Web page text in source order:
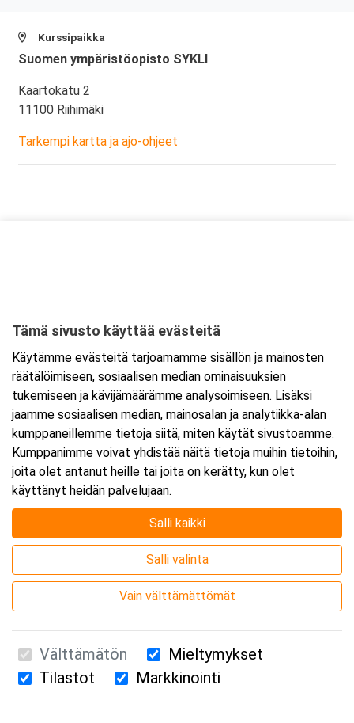
Kurssipaikka
Suomen ympäristöopisto SYKLI
Kaartokatu 2
11100 Riihimäki
Tarkempi kartta ja ajo-ohjeet
Järjestäjä
Suomen Ensiapukoulutus Oy / Valimotie 21 / 00380 Helsinki
Tämä sivusto käyttää evästeitä
Käytämme evästeitä tarjoamamme sisällön ja mainosten
räätälöimiseen, sosiaalisen median ominaisuuksien
tukemiseen ja kävijämäärämme analysoimiseen. Lisäksi
jaamme sosiaalisen median, mainosalan ja analytiikka-alan
kumppaneillemme tietoja siitä, miten käytät sivustoamme.
Kumppanimme voivat yhdistää näitä tietoja muihin tietoihin,
joita olet antanut heille tai joita on kerätty, kun olet
käyttänyt heidän palvelujaan.
Salli kaikki
Salli valinta
Vain välttämättömät
Välttämätön
Mieltymykset
Tilastot
Markkinointi